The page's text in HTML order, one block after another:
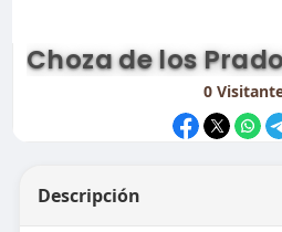
Choza de los
0
Descripción